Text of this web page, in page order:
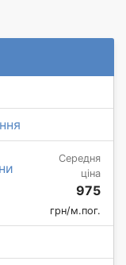
Середня
ціна
975
грн/м.пог.